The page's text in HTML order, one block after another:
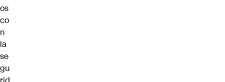
os
co
n
la
se
gu